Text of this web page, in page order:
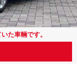
た車輛です。